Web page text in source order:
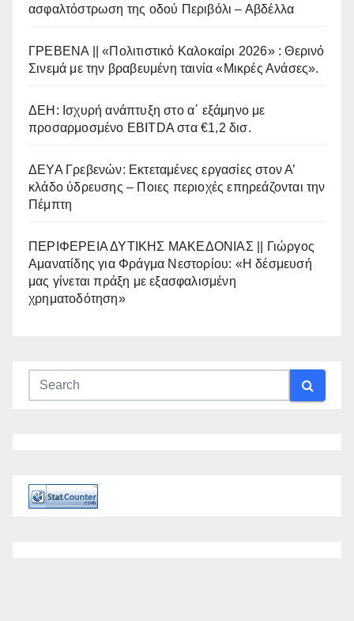
ασφαλτόστρωση της οδού Περιβόλι – Αβδέλλα
ΓΡΕΒΕΝΑ || «Πολιτιστικό Καλοκαίρι 2026» : Θερινό
Σινεμά με την βραβευμένη ταινία «Μικρές Ανάσες».
ΔΕΗ: Ισχυρή ανάπτυξη στο α΄ εξάμηνο με
προσαρμοσμένο EBITDA στα €1,2 δισ.
ΔΕΥΑ Γρεβενών: Εκτεταμένες εργασίες στον Α’
κλάδο ύδρευσης – Ποιες περιοχές επηρεάζονται την
Πέμπτη
ΠΕΡΙΦΕΡΕΙΑ ΔΥΤΙΚΗΣ ΜΑΚΕΔΟΝΙΑΣ || Γιώργος
Αμανατίδης για Φράγμα Νεστορίου: «Η δέσμευσή
μας γίνεται πράξη με εξασφαλισμένη
χρηματοδότηση»